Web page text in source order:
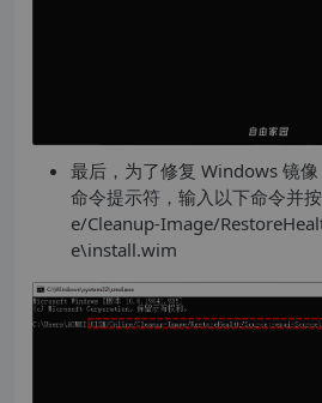
最后，为了修复 Windows 镜
命令提示符，输入以下命令并
e/Cleanup-Image/
e\install.wim